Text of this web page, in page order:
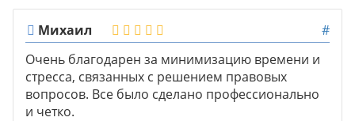
Михаил
#
Очень благодарен за минимизацию времени и
стресса, связанных с решением правовых
вопросов. Все было сделано профессионально
и четко.